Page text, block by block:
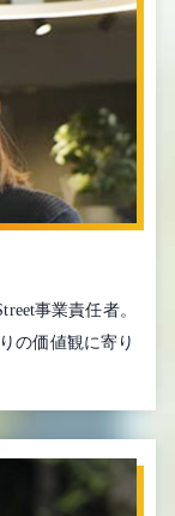
事業責任者。
の価値観に寄り